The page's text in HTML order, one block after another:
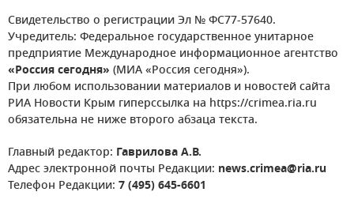
Свидетельство о регистрации Эл № ФС77-57640.
Учредитель: Федеральное государственное унитарное
предприятие Международное информационное агентство
«Россия сегодня» (МИА «Россия сегодня»).
При любом использовании материалов и новостей сайта
РИА Новости Крым гиперссылка на https://crimea.ria.ru
обязательна не ниже второго абзаца текста.
Главный редактор: Гаврилова А.В.
Адрес электронной почты Редакции: news.crimea@ria.ru
Телефон Редакции: 7 (495) 645-6601